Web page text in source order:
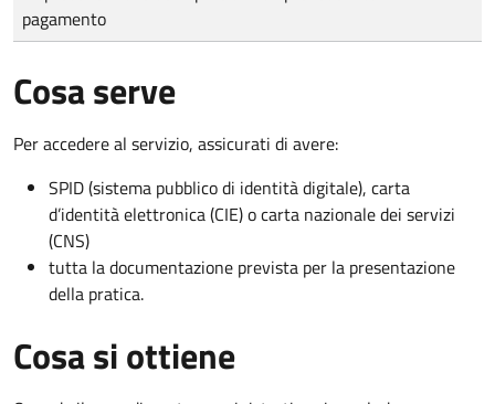
pagamento
Cosa serve
Per accedere al servizio, assicurati di avere:
SPID (sistema pubblico di identità digitale), carta
d’identità elettronica (CIE) o carta nazionale dei servizi
(CNS)
tutta la documentazione prevista per la presentazione
della pratica.
Cosa si ottiene